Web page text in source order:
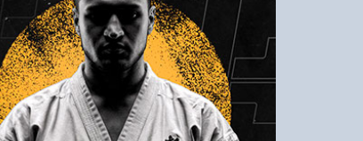
Пароль
Войти